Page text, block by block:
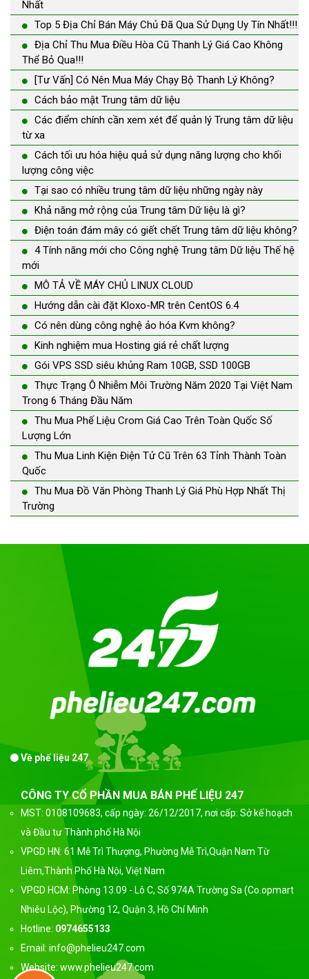
Nhất
Top 5 Địa Chỉ Bán Máy Chủ Đã Qua Sử Dụng Uy Tín Nhất!!!
Địa Chỉ Thu Mua Điều Hòa Cũ Thanh Lý Giá Cao Không
Thể Bỏ Qua!!!
[Tư Vấn] Có Nên Mua Máy Chạy Bộ Thanh Lý Không?
Cách bảo mật Trung tâm dữ liệu
Các điểm chính cần xem xét để quản lý Trung tâm dữ liệu
từ xa
Cách tối ưu hóa hiệu quả sử dụng năng lượng cho khối
lượng công việc
Tại sao có nhiều trung tâm dữ liệu những ngày này
Khả năng mở rộng của Trung tâm Dữ liệu là gì?
Điện toán đám mây có giết chết Trung tâm dữ liệu không?
4 Tính năng mới cho Công nghệ Trung tâm Dữ liệu Thế hệ
mới
MÔ TẢ VỀ MÁY CHỦ LINUX CLOUD
Hướng dẫn cài đặt Kloxo-MR trên CentOS 6.4
Có nên dùng công nghệ ảo hóa Kvm không?
Kinh nghiệm mua Hosting giá rẻ chất lượng
Gói VPS SSD siêu khủng Ram 10GB, SSD 100GB
Thực Trạng Ô Nhiễm Môi Trường Năm 2020 Tại Việt Nam
Trong 6 Tháng Đầu Năm
Thu Mua Phế Liệu Crom Giá Cao Trên Toàn Quốc Số
Lượng Lớn
Thu Mua Linh Kiện Điện Tử Cũ Trên 63 Tỉnh Thành Toàn
Quốc
Thu Mua Đồ Văn Phòng Thanh Lý Giá Phù Hợp Nhất Thị
Trường
Về phế liệu 247
CÔNG TY CỔ PHẦN MUA BÁN PHẾ LIỆU 247
MST: 0108109683, cấp ngày: 26/12/2017, nơi cấp: Sở kế hoạch
và Đầu tư Thành phố Hà Nội
VPGD HN: 61 Mễ Trì Thượng, Phường Mễ Trì,Quận Nam Từ
Liêm,Thành Phố Hà Nội, Việt Nam
VPGD HCM: Phòng 13.09 - Lô C, Số 974A Trường Sa (Co.opmart
Nhiêu Lộc), Phường 12, Quận 3, Hồ Chí Minh
Hotline: 0974655133
Email: info@phelieu247.com
Website: www.phelieu247.com